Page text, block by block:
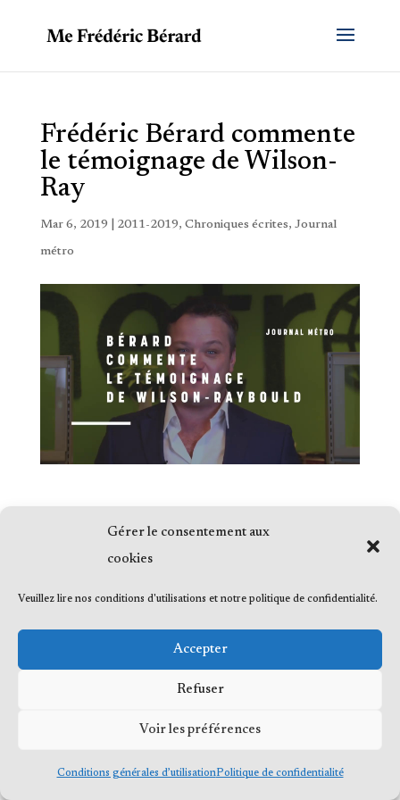
Gérer le consentement aux
cookies
Veuillez lire nos conditions d'utilisations et notre politique de confidentialité.
Accepter
Refuser
Voir les préférences
Conditions générales d’utilisationPolitique de confidentialité
Frédéric Bérard commente
le témoignage de Wilson-
Ray
Mar 6, 2019 2011-2019, Chroniques écrites, Journal
métro
© 2023 Me Frédéric Bérard, tous droits
réservés